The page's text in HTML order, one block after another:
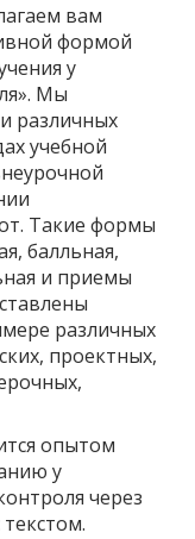
вам
формой
у
Мы
различных
учебной
Такие формы
балльная,
и приемы
различных
проектных,
опытом
у
через